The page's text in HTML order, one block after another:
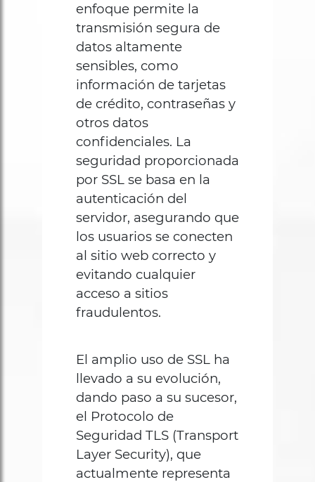
enfoque permite la
transmisión segura de
datos altamente
sensibles, como
información de tarjetas
de crédito, contraseñas y
otros datos
confidenciales. La
seguridad proporcionada
por SSL se basa en la
autenticación del
servidor, asegurando que
los usuarios se conecten
al sitio web correcto y
evitando cualquier
acceso a sitios
fraudulentos.
El amplio uso de SSL ha
llevado a su evolución,
dando paso a su sucesor,
el Protocolo de
Seguridad TLS (Transport
Layer Security), que
actualmente representa